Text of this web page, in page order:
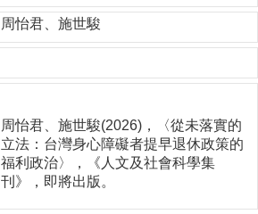
周怡君、施世駿
周怡君、施世駿(2026)，〈從未落實的
立法：台灣身心障礙者提早退休政策的
福利政治〉，《人文及社會科學集
刊》，即將出版。